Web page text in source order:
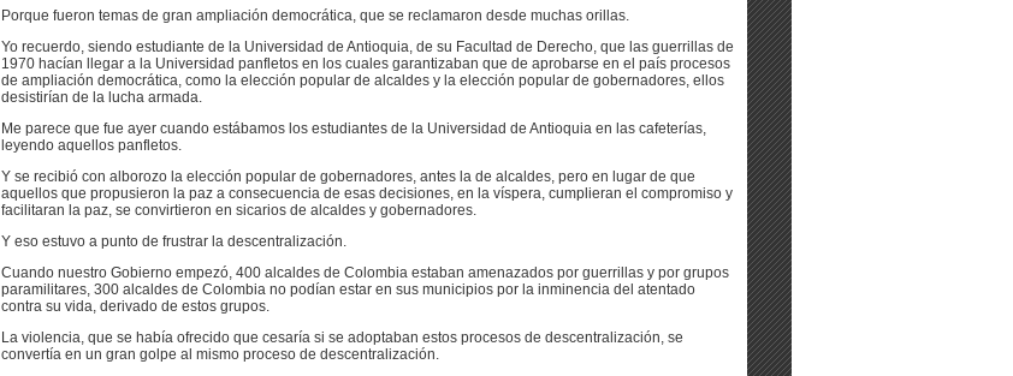
Porque fueron temas de gran ampliación democrática, que se reclamaron desde muchas orillas.
Yo recuerdo, siendo estudiante de la Universidad de Antioquia, de su Facultad de Derecho, que las guerrillas de
1970 hacían llegar a la Universidad panfletos en los cuales garantizaban que de aprobarse en el país procesos
de ampliación democrática, como la elección popular de alcaldes y la elección popular de gobernadores, ellos
desistirían de la lucha armada.
Me parece que fue ayer cuando estábamos los estudiantes de la Universidad de Antioquia en las cafeterías,
leyendo aquellos panfletos.
Y se recibió con alborozo la elección popular de gobernadores, antes la de alcaldes, pero en lugar de que
aquellos que propusieron la paz a consecuencia de esas decisiones, en la víspera, cumplieran el compromiso y
facilitaran la paz, se convirtieron en sicarios de alcaldes y gobernadores.
Y eso estuvo a punto de frustrar la descentralización.
Cuando nuestro Gobierno empezó, 400 alcaldes de Colombia estaban amenazados por guerrillas y por grupos
paramilitares, 300 alcaldes de Colombia no podían estar en sus municipios por la inminencia del atentado
contra su vida, derivado de estos grupos.
La violencia, que se había ofrecido que cesaría si se adoptaban estos procesos de descentralización, se
convertía en un gran golpe al mismo proceso de descentralización.